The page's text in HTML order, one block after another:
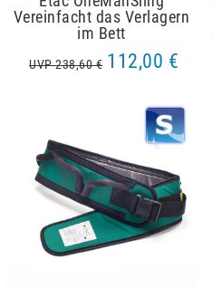
Vereinfacht das Verlagern
im Bett
UVP 238,60 € 112,00 €